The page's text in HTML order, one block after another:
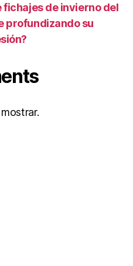
de invierno del
profundizando su